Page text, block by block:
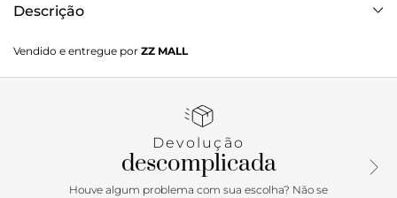
Descrição
de largura média e possui fivela de metal dourada com
formato geométrico, além de passador em couro. Para uso
Vendido e entregue por ZZ MALL
Devolução
descomplicada
Houve algum problema com sua escolha? Não se